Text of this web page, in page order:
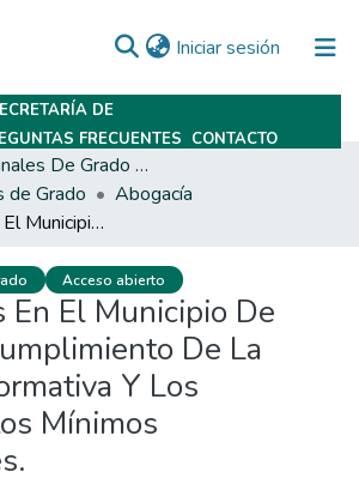
Iniciar sesión (current)
DE
FRECUENTES CONTACTO
Trabajos Finales De Grado Y Posgrado
de Grado
Abogacía
Agrotóxicos En El Municipio De Totoras, Incumplimiento De La Jerarquía Normativa Y Los Presupuestos Mínimos Ambientales.
Acceso abierto
En El Municipio De
De La
Y Los
Mínimos